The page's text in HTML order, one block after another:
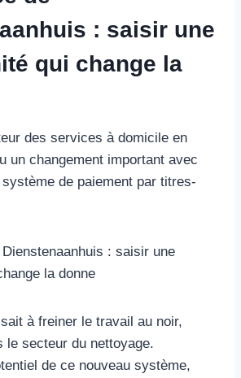
: saisir une
qui change la
des services à domicile en
un changement important avec
système de paiement par titres-
à freiner le travail au noir,
le secteur du nettoyage.
de ce nouveau système,